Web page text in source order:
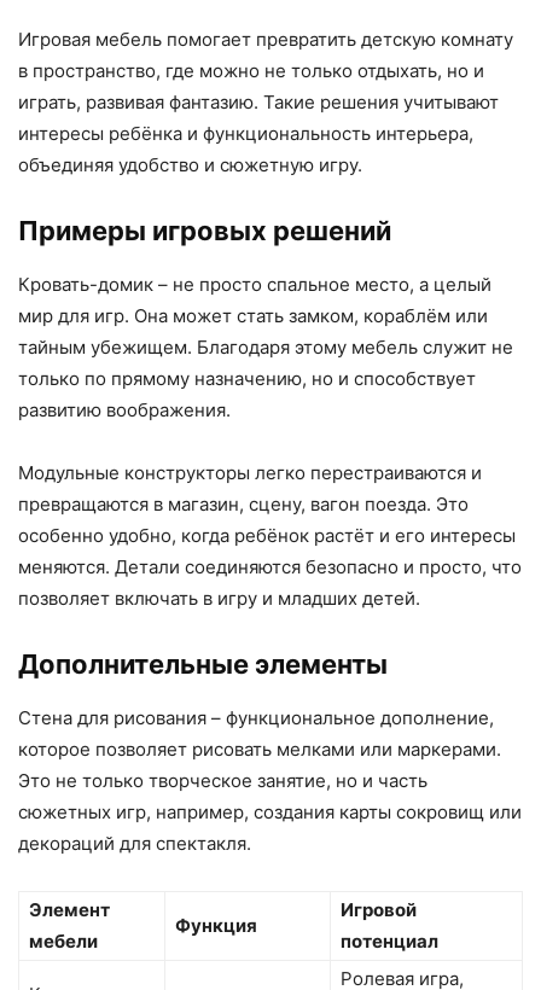
Игровая мебель помогает превратить детскую комнату
в пространство, где можно не только отдыхать, но и
играть, развивая фантазию. Такие решения учитывают
интересы ребёнка и функциональность интерьера,
объединяя удобство и сюжетную игру.
Примеры игровых решений
Кровать-домик – не просто спальное место, а целый
мир для игр. Она может стать замком, кораблём или
тайным убежищем. Благодаря этому мебель служит не
только по прямому назначению, но и способствует
развитию воображения.
Модульные конструкторы легко перестраиваются и
превращаются в магазин, сцену, вагон поезда. Это
особенно удобно, когда ребёнок растёт и его интересы
меняются. Детали соединяются безопасно и просто, что
позволяет включать в игру и младших детей.
Дополнительные элементы
Стена для рисования – функциональное дополнение,
которое позволяет рисовать мелками или маркерами.
Это не только творческое занятие, но и часть
сюжетных игр, например, создания карты сокровищ или
декораций для спектакля.
Элемент
мебели
Функция
Игровой
потенциал
Ролевая игра,